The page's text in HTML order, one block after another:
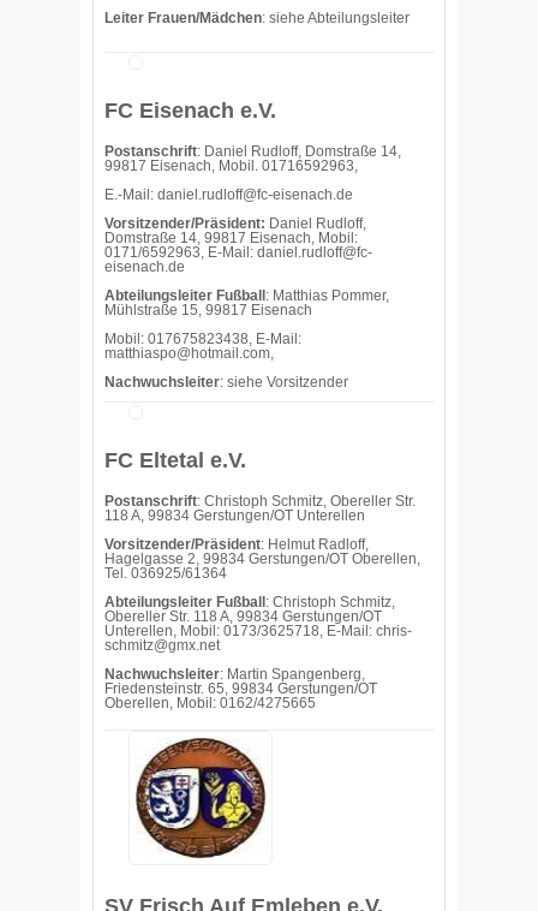
Leiter Frauen/Mädchen: siehe Abteilungsleiter
FC Eisenach e.V.
Postanschrift: Daniel Rudloff, Domstraße 14,
99817 Eisenach, Mobil. 01716592963,
E.-Mail: daniel.rudloff@fc-eisenach.de
Vorsitzender/Präsident: Daniel Rudloff,
Domstraße 14, 99817 Eisenach, Mobil:
0171/6592963, E-Mail: daniel.rudloff@fc-
eisenach.de
Abteilungsleiter Fußball : Matthias Pommer,
Mühlstraße 15, 99817 Eisenach
Mobil: 017675823438, E-Mail:
matthiaspo@hotmail.com,
Nachwuchsleiter: siehe Vorsitzender
FC Eltetal e.V.
Postanschrift: Christoph Schmitz, Obereller Str.
118 A, 99834 Gerstungen/OT Unterellen
Vorsitzender/Präsident: Helmut Radloff,
Hagelgasse 2, 99834 Gerstungen/OT Oberellen,
Tel. 036925/61364
Abteilungsleiter Fußball : Christoph Schmitz,
Obereller Str. 118 A, 99834 Gerstungen/OT
Unterellen, Mobil: 0173/3625718, E-Mail: chris-
schmitz@gmx.net
Nachwuchsleiter: Martin Spangenberg,
Friedensteinstr. 65, 99834 Gerstungen/OT
Oberellen, Mobil: 0162/4275665